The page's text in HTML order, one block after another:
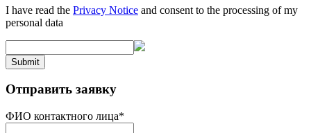
I have read the Privacy Notice and consent to the processing of my
personal data
Submit
Отправить заявку
ФИО контактного лица*